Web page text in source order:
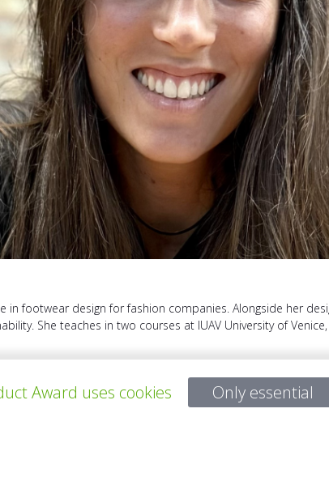
in footwear design for fashion companies. Alongside her
She teaches in two courses at IUAV University of
Award uses cookies Only essential